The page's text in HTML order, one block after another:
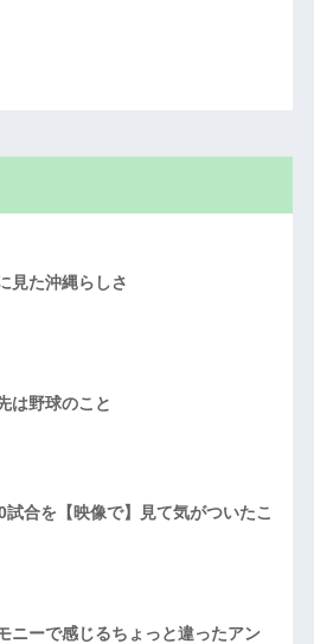
見た沖縄らしさ
は野球のこと
試合を【映像で】見て気がついたこ
ニーで感じるちょっと違ったアン